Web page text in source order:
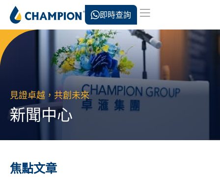
即時查詢
見證卓越，共創未來
新聞中心
焦點文章